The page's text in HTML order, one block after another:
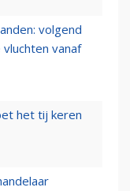
volgend
vanaf
het tij keren